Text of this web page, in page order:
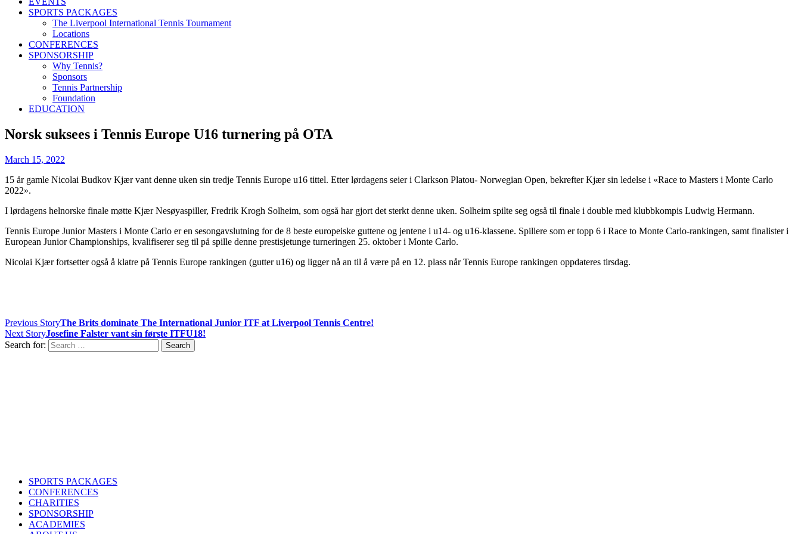
SPORTS PACKAGES
The Liverpool International Tennis Tournament
Locations
CONFERENCES
SPONSORSHIP
Why Tennis?
Sponsors
Tennis Partnership
Foundation
EDUCATION
Norsk suksees i Tennis Europe U16 turnering på OTA
March 15, 2022
15 år gamle Nicolai Budkov Kjær vant denne uken sin tredje Tennis Europe u16 tittel. Etter lørdagens seier i Clarkson Platou- Norwegian Open, bekrefter Kjær sin ledelse i «Race to Masters i Monte Carlo
2022».
I lørdagens helnorske finale møtte Kjær Nesøyaspiller, Fredrik Krogh Solheim, som også har gjort det sterkt denne uken. Solheim spilte seg også til finale i double med klubbkompis Ludwig Hermann.
Tennis Europe Junior Masters i Monte Carlo er en sesongavslutning for de 8 beste europeiske guttene og jentene i u14- og u16-klassene. Spillere som er topp 6 i Race to Monte Carlo-rankingen, samt finalister i
European Junior Championships, kvalifiserer seg til på spille denne prestisjetunge turneringen 25. oktober i Monte Carlo.
Nicolai Kjær fortsetter også å klatre på Tennis Europe rankingen (gutter u16) og ligger nå an til å være på en 12. plass når Tennis Europe rankingen oppdateres tirsdag.
Previous StoryThe Brits dominate The International Junior ITF at Liverpool Tennis Centre!
Next StoryJosefine Falster vant sin første ITFU18!
Search for:
SPORTS PACKAGES
CONFERENCES
CHARITIES
SPONSORSHIP
ACADEMIES